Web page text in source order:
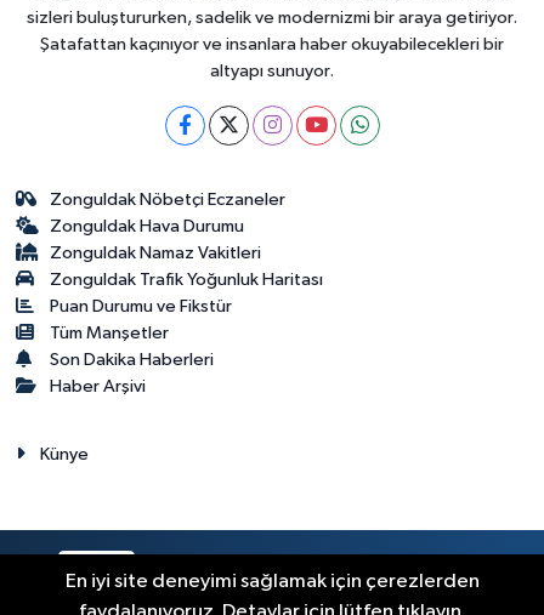
sizleri buluştururken, sadelik ve modernizmi bir araya getiriyor.
Şatafattan kaçınıyor ve insanlara haber okuyabilecekleri bir
altyapı sunuyor.
Zonguldak Nöbetçi Eczaneler
Zonguldak Hava Durumu
Zonguldak Namaz Vakitleri
Zonguldak Trafik Yoğunluk Haritası
Puan Durumu ve Fikstür
Tüm Manşetler
Son Dakika Haberleri
Haber Arşivi
Künye
RSS Copyright © 2023. Her hakkı saklıdır.
En iyi site deneyimi sağlamak için çerezlerden